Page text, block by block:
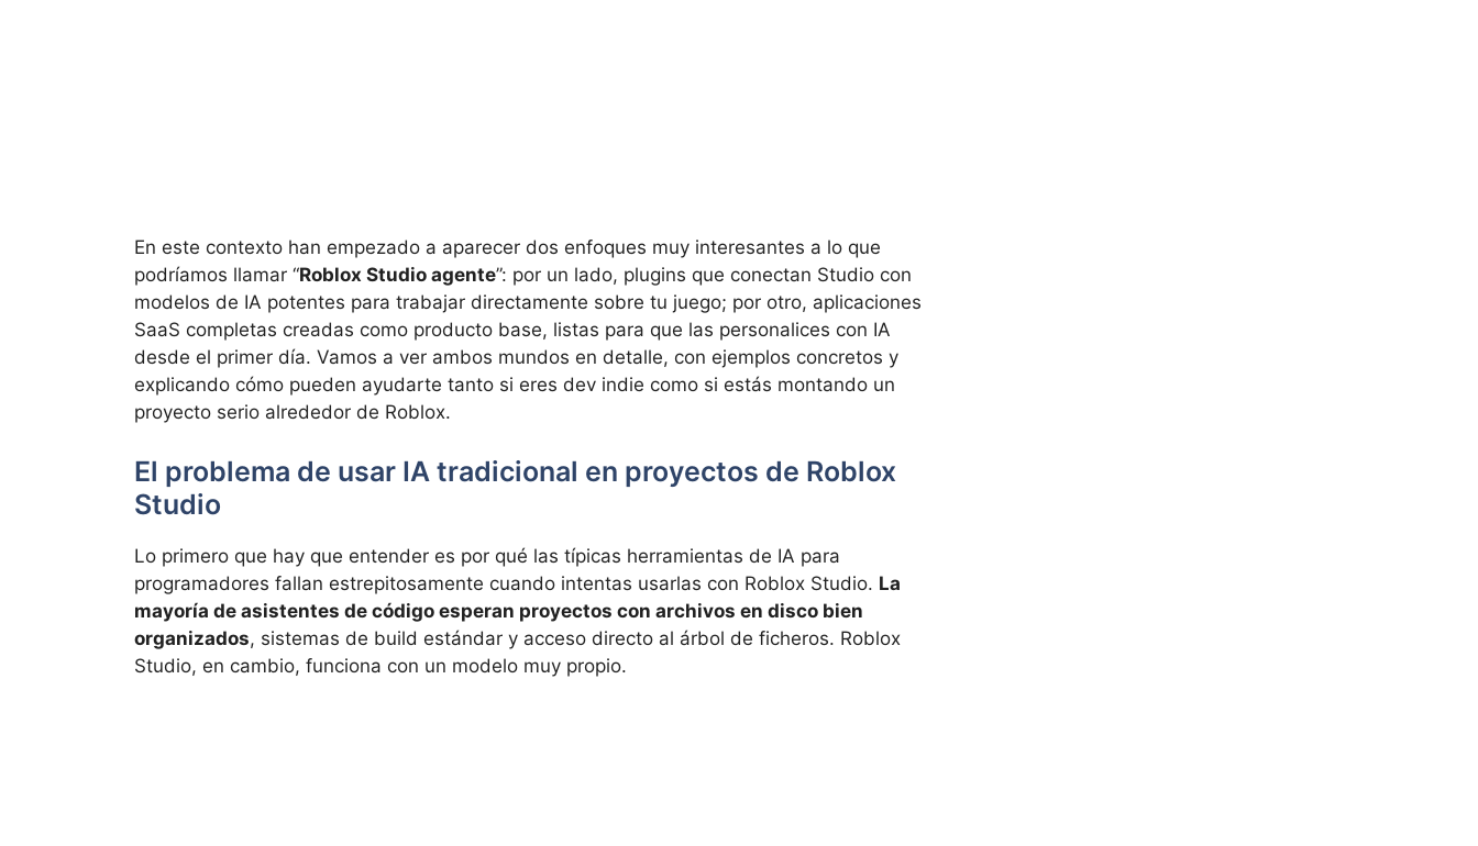
En este contexto han empezado a aparecer dos enfoques muy interesantes a lo que
podríamos llamar “Roblox Studio agente”: por un lado, plugins que conectan Studio con
modelos de IA potentes para trabajar directamente sobre tu juego; por otro, aplicaciones
SaaS completas creadas como producto base, listas para que las personalices con IA
desde el primer día. Vamos a ver ambos mundos en detalle, con ejemplos concretos y
explicando cómo pueden ayudarte tanto si eres dev indie como si estás montando un
proyecto serio alrededor de Roblox.
El problema de usar IA tradicional en proyectos de Roblox
Studio
Lo primero que hay que entender es por qué las típicas herramientas de IA para
programadores fallan estrepitosamente cuando intentas usarlas con Roblox Studio. La
mayoría de asistentes de código esperan proyectos con archivos en disco bien
organizados, sistemas de build estándar y acceso directo al árbol de ficheros. Roblox
Studio, en cambio, funciona con un modelo muy propio.